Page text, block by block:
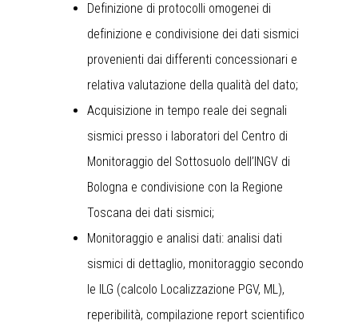
Definizione di protocolli omogenei di
definizione e condivisione dei dati sismici
provenienti dai differenti concessionari e
relativa valutazione della qualità del dato;
Acquisizione in tempo reale dei segnali
sismici presso i laboratori del Centro di
Monitoraggio del Sottosuolo dell’INGV di
Bologna e condivisione con la Regione
Toscana dei dati sismici;
Monitoraggio e analisi dati: analisi dati
sismici di dettaglio, monitoraggio secondo
le ILG (calcolo Localizzazione PGV, ML),
reperibilità, compilazione report scientifico